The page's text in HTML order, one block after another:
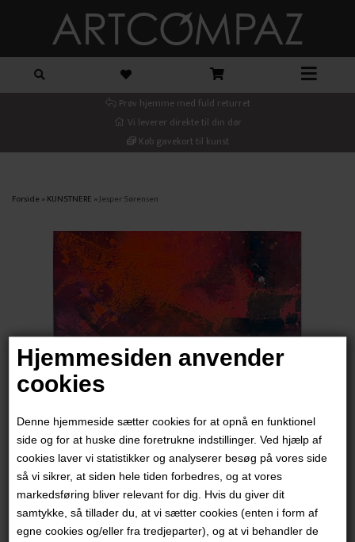
Hjemmesiden anvender
cookies
Denne hjemmeside sætter cookies for at opnå en funktionel
side og for at huske dine foretrukne indstillinger. Ved hjælp af
cookies laver vi statistikker og analyserer besøg på vores side
så vi sikrer, at siden hele tiden forbedres, og at vores
markedsføring bliver relevant for dig. Hvis du giver dit
samtykke, så tillader du, at vi sætter cookies (enten i form af
egne cookies og/eller fra tredjeparter), og at vi behandler de
Prøv hjemme med fuld returret
Vi leverer direkte til din dør
Køb gavekort til kunst
Forside »KUNSTNERE »Jesper Sørensen